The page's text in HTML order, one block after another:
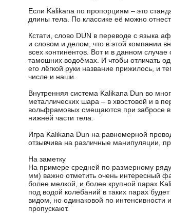
Если Kalikana по пропорциям – это
длины тела. По классике её можно
Кстати, слово DUN в переводе с языка
и словом и делом, что в этой компании
всех континентов. Вот и в данном
тамошних водоёмах. И чтобы отличать
его лёгкой руки название прижилось, и
числе и наши.
Внутренняя система Kalikana Dun во
металлических шара – в хвостовой и в
вольфрамовых смещаются при забросе
нижней части тела.
Игра Kalikana Dun на равномерной
отзывчива на различные манипуляции,
На заметку
На примере средней по размерному
мм) важно отметить очень интересный
более мелкой, и более крупной парах
под водой колебаний в таких парах
видом, но одинаковой по
пропускают.